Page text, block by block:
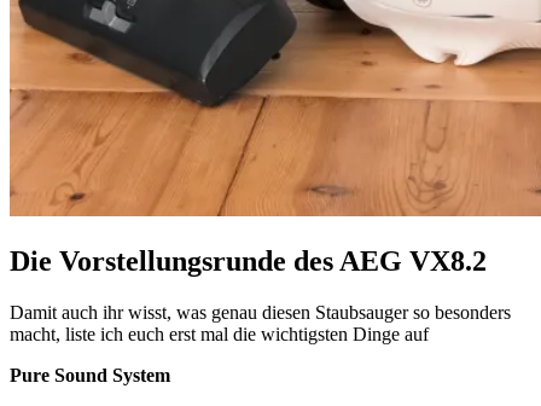
Die Vorstellungsrunde des AEG VX8.2
Damit auch ihr wisst, was genau diesen Staubsauger so besonders
macht, liste ich euch erst mal die wichtigsten Dinge auf
Pure Sound System